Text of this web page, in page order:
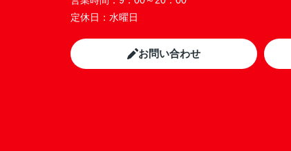
定休日： 水曜日
お問い合わせ